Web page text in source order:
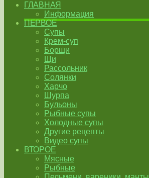
ГЛАВНАЯ
Информация
ПЕРВОЕ
Супы
Крем-суп
Борщи
Щи
Рассольник
Солянки
Харчо
Шурпа
Бульоны
Рыбные супы
Холодные супы
Другие рецепты
Видео супы
ВТОРОЕ
Мясные
Рыбные